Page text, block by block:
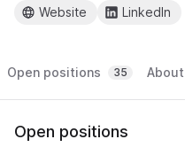
Website LinkedIn
Open positions 35
Open positions